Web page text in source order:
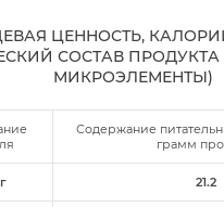
ЦЕННОСТЬ,
СОСТАВ
МИКРОЭЛЕМЕНТЫ)
Содержание
рамм
21.2